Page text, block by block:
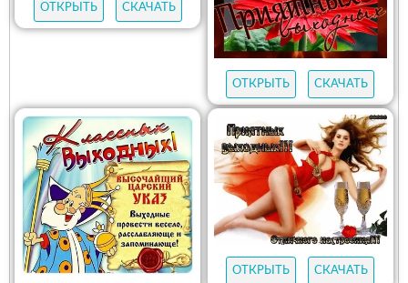
ОТКРЫТЬ СКАЧАТЬ
ОТКРЫТЬ СКАЧАТЬ
ОТКРЫТЬ СКАЧАТЬ